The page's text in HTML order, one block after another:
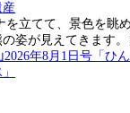
産
を立てて、景色を眺
の姿が見えてきます